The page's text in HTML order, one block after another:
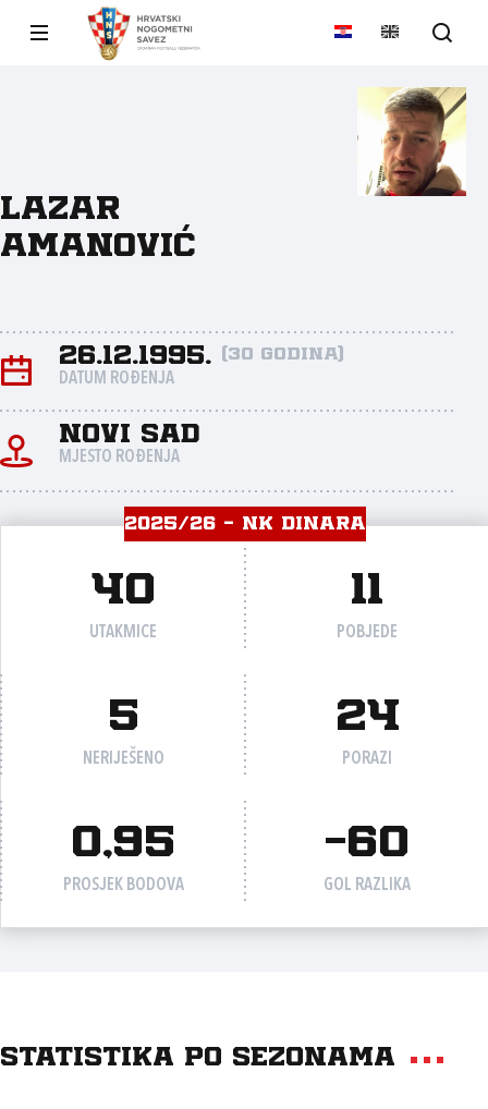
Lazar
Amanović
26.12.1995. (30 godina)
DATUM ROĐENJA
Novi Sad
MJESTO ROĐENJA
2025/26 - NK DINARA
40
UTAKMICE
11
POBJEDE
5
NERIJEŠENO
24
PORAZI
0,95
PROSJEK BODOVA
-60
GOL RAZLIKA
Statistika po sezonama